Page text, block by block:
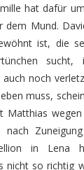
hat dafür
dem Mund.
ist, die
noch
muss,
Matthias
nach
in Lena
nicht so richtig